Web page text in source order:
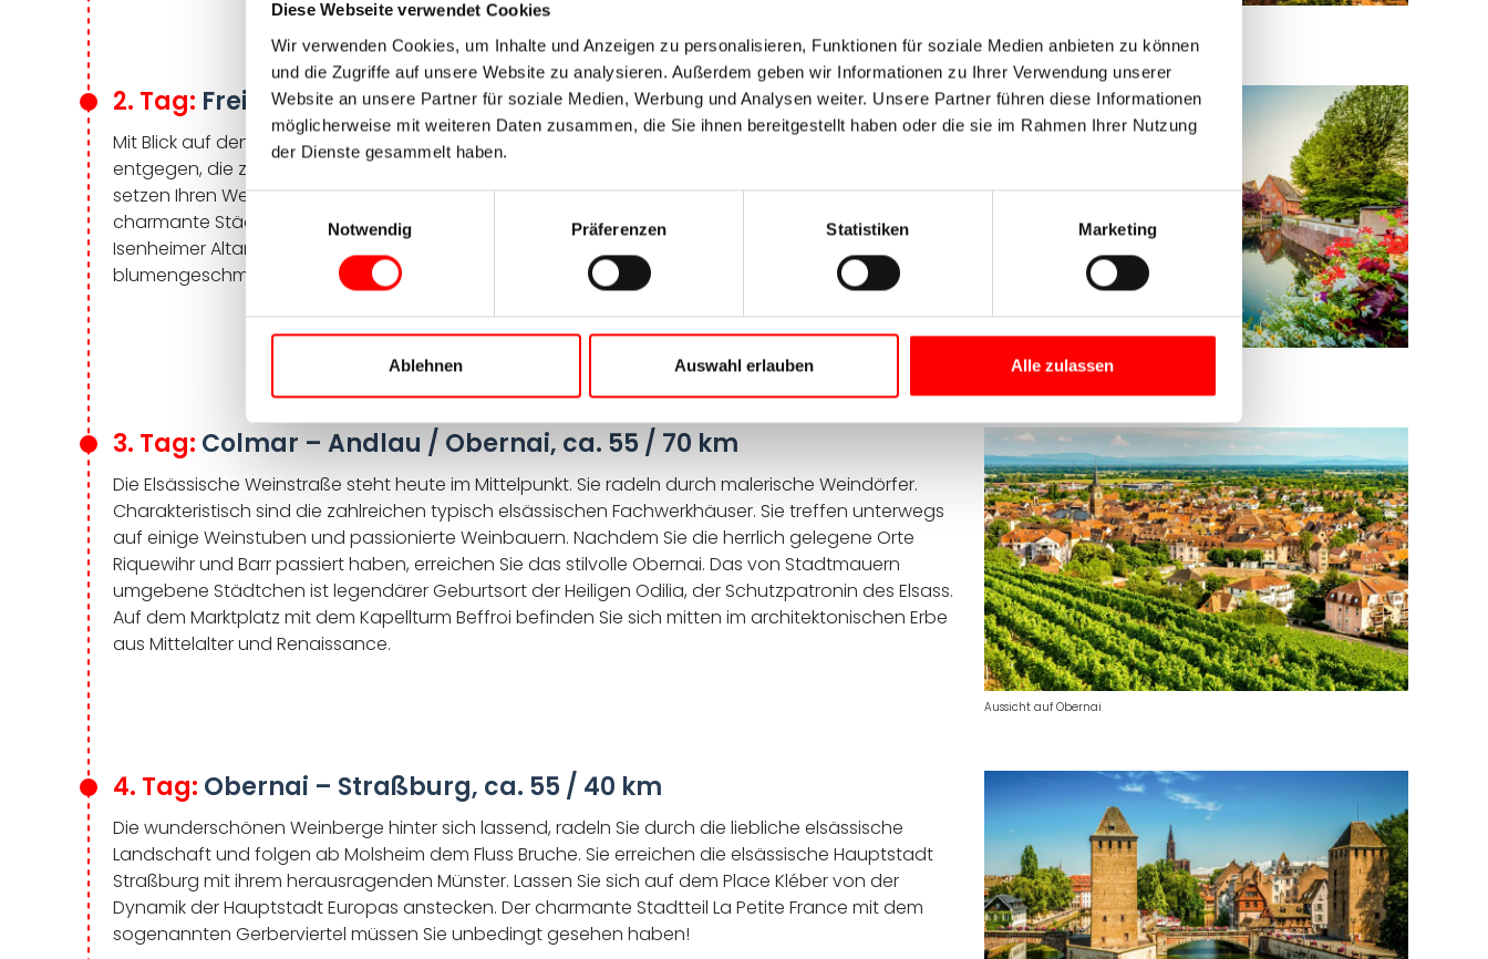
Diese Webseite verwendet Cookies
Wir verwenden Cookies, um Inhalte und Anzeigen zu personalisieren, Funktionen für soziale Medien anbieten zu können
und die Zugriffe auf unsere Website zu analysieren. Außerdem geben wir Informationen zu Ihrer Verwendung unserer
Website an unsere Partner für soziale Medien, Werbung und Analysen weiter. Unsere Partner führen diese Informationen
möglicherweise mit weiteren Daten zusammen, die Sie ihnen bereitgestellt haben oder die sie im Rahmen Ihrer Nutzung
der Dienste gesammelt haben.
Einwilligungsauswahl
Notwendig
Präferenzen Statistiken Marketing
Ablehnen Auswahl erlauben Alle zulassen
2. Tag: Freiburg – Colmar, ca. 60 km
Mit Blick auf den Tuniberg und den Kaiserstuhl radeln Sie den Türmen des St. Stephansmünsters
entgegen, die zum schönen Städtchen Breisach gehören. Sie überqueren den Rhein per Rad und
setzen Ihren Weg auf französischer Seite fort. Über Neuf-Brisach und Sundhoffen erreichen Sie das
charmante Städtchen Colmar. Sehenswert ist das Unterlinden-Museum mit dem bekannten
Isenheimer Altar von Matthias Grünewald. Alte, bestens erhaltene Fachwerkhäuser und
blumengeschmückte Brücken tragen zur verträumten Stimmung des Viertels Petite Venise bei.
Die Stadt Colmar
3. Tag: Colmar – Andlau / Obernai, ca. 55 / 70 km
Die Elsässische Weinstraße steht heute im Mittelpunkt. Sie radeln durch malerische Weindörfer.
Charakteristisch sind die zahlreichen typisch elsässischen Fachwerkhäuser. Sie treffen unterwegs
auf einige Weinstuben und passionierte Weinbauern. Nachdem Sie die herrlich gelegene Orte
Riquewihr und Barr passiert haben, erreichen Sie das stilvolle Obernai. Das von Stadtmauern
umgebene Städtchen ist legendärer Geburtsort der Heiligen Odilia, der Schutzpatronin des Elsass.
Auf dem Marktplatz mit dem Kapellturm Beffroi befinden Sie sich mitten im architektonischen Erbe
aus Mittelalter und Renaissance.
Aussicht auf Obernai
4. Tag: Obernai – Straßburg, ca. 55 / 40 km
Die wunderschönen Weinberge hinter sich lassend, radeln Sie durch die liebliche elsässische
Landschaft und folgen ab Molsheim dem Fluss Bruche. Sie erreichen die elsässische Hauptstadt
Straßburg mit ihrem herausragenden Münster. Lassen Sie sich auf dem Place Kléber von der
Dynamik der Hauptstadt Europas anstecken. Der charmante Stadtteil La Petite France mit dem
sogenannten Gerberviertel müssen Sie unbedingt gesehen haben!